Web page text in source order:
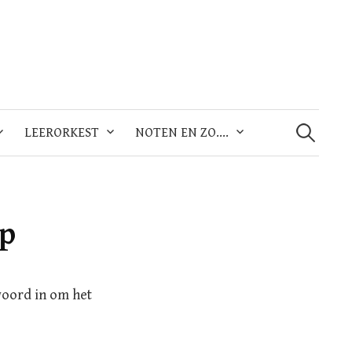
LEERORKEST NOTEN EN ZO….
naar:
in om het